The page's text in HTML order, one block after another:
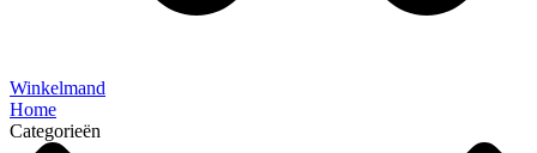
Winkelmand
Home
Categorieën